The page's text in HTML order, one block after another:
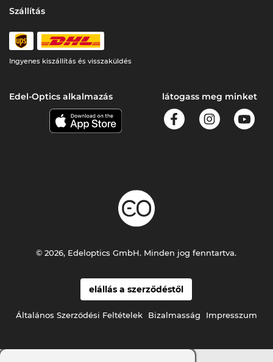
Szállítás
Ingyenes kiszállítás és visszaküldés
Edel-Optics alkalmazás látogass meg minket
elállás a szerződéstől
Általános Szerződési Feltételek Bizalmasság Impresszum
© 2026, Edeloptics GmbH. Minden jog fenntartva.